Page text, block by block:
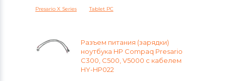
Аккумуляторы для радиостанций
Lenovo
Разъемы питания для ноутбуков
Presario X Series Tablet PC
Разъем питания (зарядки)
ноутбука HP Compaq Presario
C300, C500, V5000 с кабелем
HY-HP022